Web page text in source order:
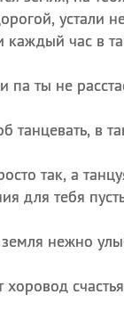
устали
час в
па ты не
танцевать, в
так, а
для тебя
нежно
хоровод